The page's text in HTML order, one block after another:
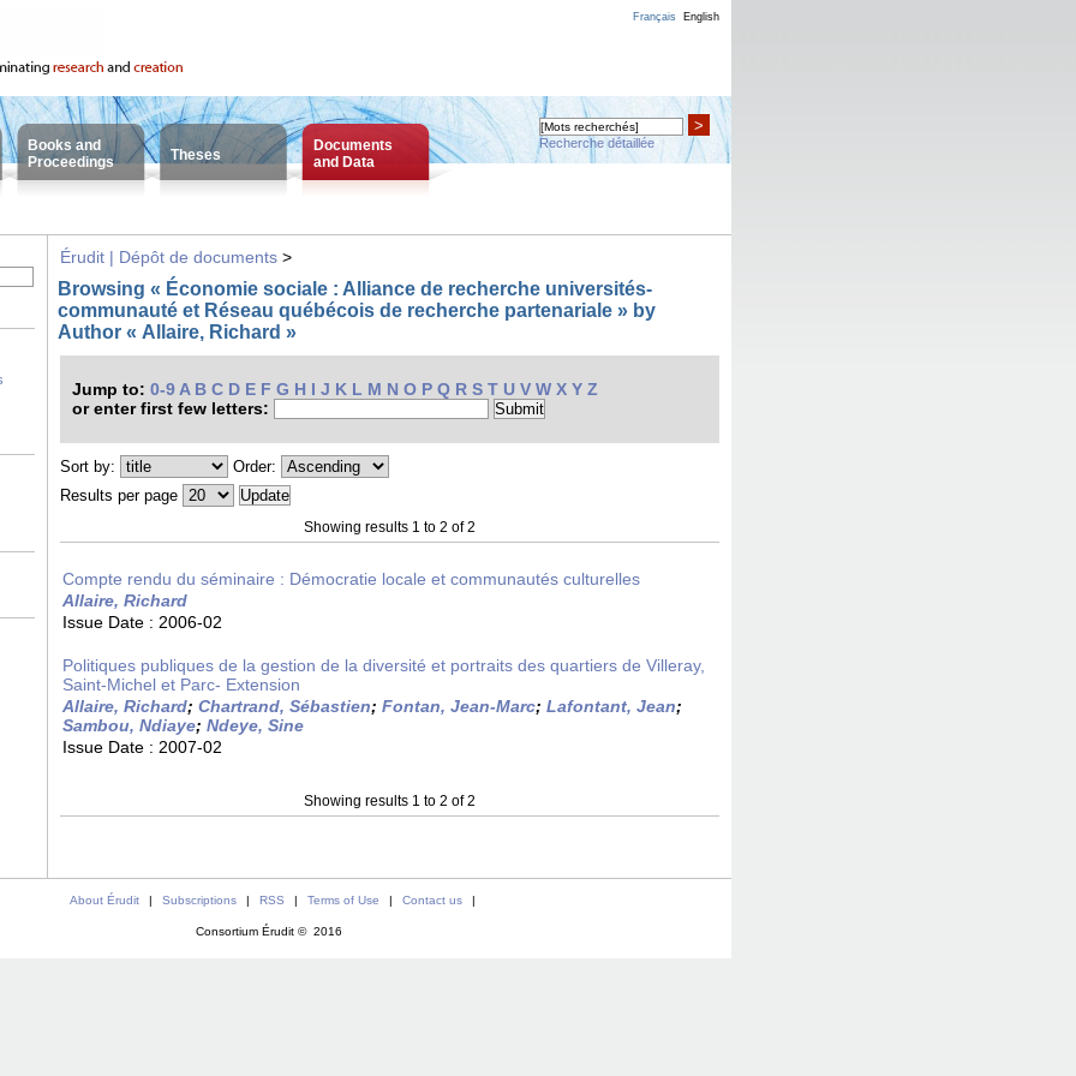
Français English
Books and
Proceedings
Theses
Documents
and Data
>
Recherche détaillée
Érudit | Dépôt de documents >
Browsing « Économie sociale : Alliance de recherche universités-
communauté et Réseau québécois de recherche partenariale » by
Author « Allaire, Richard »
Jump to: 0-9 A B C D E F G H I J K L M N O P Q R S T U V W X Y Z
or enter first few letters:
Sort by:
Order:
Results per page
Showing results 1 to 2 of 2
Compte rendu du séminaire : Démocratie locale et communautés culturelles
Allaire, Richard
Issue Date : 2006-02
Politiques publiques de la gestion de la diversité et portraits des quartiers de Villeray,
Saint-Michel et Parc- Extension
Allaire, Richard; Chartrand, Sébastien; Fontan, Jean-Marc; Lafontant, Jean;
Sambou, Ndiaye; Ndeye, Sine
Issue Date : 2007-02
Showing results 1 to 2 of 2
About Érudit | Subscriptions | RSS | Terms of Use | Contact us |
Consortium Érudit © 2016